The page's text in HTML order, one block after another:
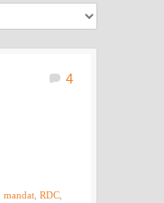
4
mandat RDC